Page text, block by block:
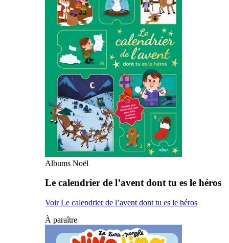
Albums Noël
Le calendrier de l’avent dont tu es le héros
Voir Le calendrier de l’avent dont tu es le héros
À paraître